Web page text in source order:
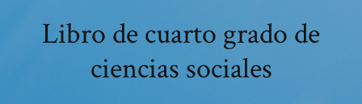
Libro de cuarto grado de
ciencias sociales